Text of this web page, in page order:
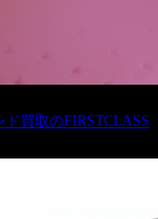
6908-
ド買取のFIRSTCLASS